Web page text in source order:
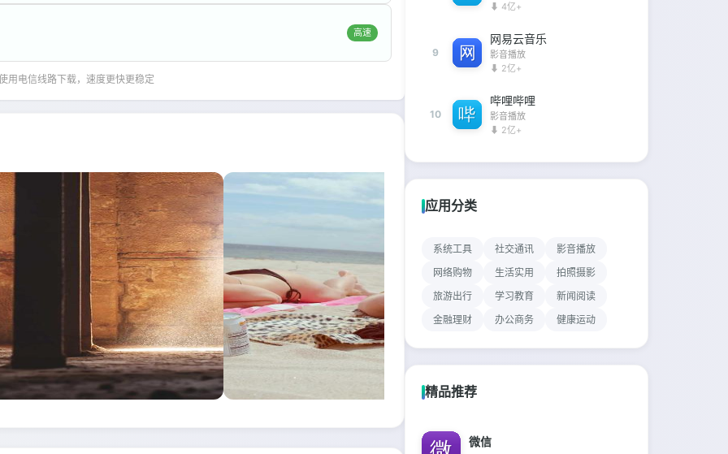
高速
用电信线路下载，速度更快更稳定
⬇ 4亿+
9
网易云音乐
影音播放
⬇ 2亿+
10
哔哩哔哩
影音播放
⬇ 2亿+
应用分类
系统工具 社交通讯
影音播放
网络购物
生活实用
拍照摄影
旅游出行
学习教育
新闻阅读
金融理财
办公商务 健康运动
精品推荐
微信